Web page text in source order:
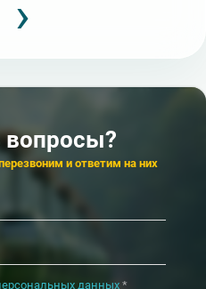
›
Пушкино
4.6
вопросы?
и ответим на них
данных*